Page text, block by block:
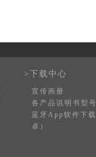
>下载中心
宣传画册
各产品说明书型
蓝牙App软件下
卓）